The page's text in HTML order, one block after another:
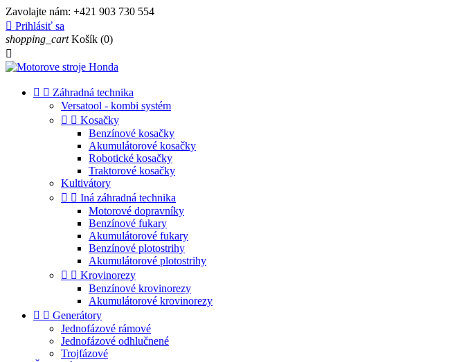
Zavolajte nám: +421 903 730 554
 Prihlásiť sa
shopping_cart Košík (0)

  Záhradná technika
Versatool - kombi systém
  Kosačky
Benzínové kosačky
Akumulátorové kosačky
Robotické kosačky
Traktorové kosačky
Kultivátory
  Iná záhradná technika
Motorové dopravníky
Benzínové fukary
Akumulátorové fukary
Benzínové plotostrihy
Akumulátorové plotostrihy
  Krovinorezy
Benzínové krovinorezy
Akumulátorové krovinorezy
  Generátory
Jednofázové rámové
Jednofázové odhlučnené
Trojfázové